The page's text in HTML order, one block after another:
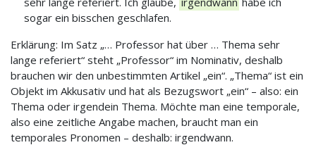
sogar ein bisschen geschlafen.
Erklärung: Im Satz „… Professor hat über … Thema sehr
lange referiert“ steht „Professor“ im Nominativ, deshalb
brauchen wir den unbestimmten Artikel „ein“. „Thema“ ist ein
Objekt im Akkusativ und hat als Bezugswort „ein“ – also: ein
Thema oder irgendein Thema. Möchte man eine temporale,
also eine zeitliche Angabe machen, braucht man ein
temporales Pronomen – deshalb: irgendwann.